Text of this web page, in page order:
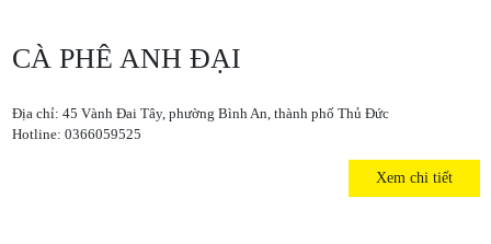
CÀ PHÊ ANH ĐẠI
Địa chỉ: 45 Vành Đai Tây, phường Bình An, thành phố Thủ Đức
Hotline: 0366059525
Xem chi tiết